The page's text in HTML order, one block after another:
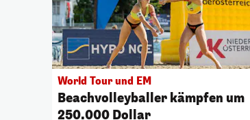
World Tour und EM
Beachvolleyballer kämpfen um
250.000 Dollar